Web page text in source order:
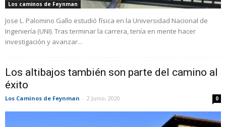
Los caminos de Feynman
Jose L. Palomino Gallo estudió física en la Universidad Nacional de
Ingeniería (UNI). Tras terminar la carrera, tenía en mente hacer
investigación y avanzar...
Los altibajos también son parte del camino al
éxito
Los Caminos de Feynman - 2 Junio, 2020 0